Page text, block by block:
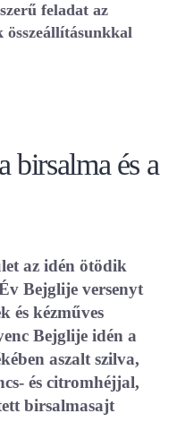
feladat az
összeállításunkkal
birsalma és a
az idén ötödik
Bejglije versenyt
és kézműves
Bejglije idén a
aszalt szilva,
és citromhéjjal,
birsalmasajt